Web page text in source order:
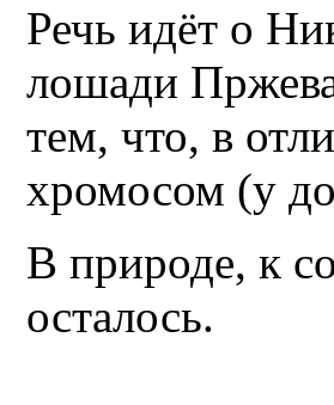
Речь идёт о
лошади
тем, что, в
хромосом (у
В природе, к
осталось.